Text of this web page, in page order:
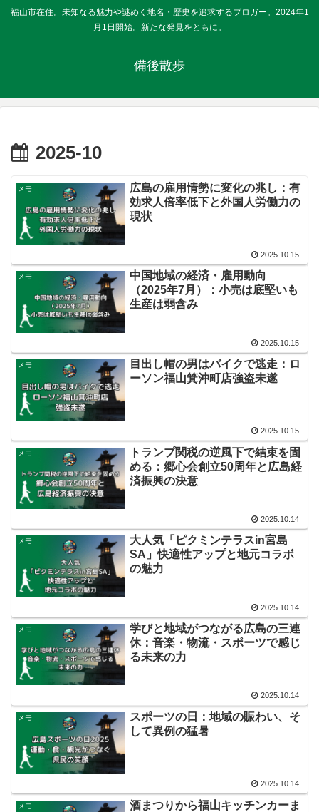
福山市在住。未知なる魅力や謎めく地名・歴史を追求するブロガー。2024年1
月1日開始。新たな発見をともに。
備後散歩
2025-10
メモ
広島の雇用情勢に変化の兆し：有
効求人倍率低下と外国人労働力の
現状
2025.10.15
メモ
中国地域の経済・雇用動向
（2025年7月）：小売は底堅いも
生産は弱含み
2025.10.15
メモ
目出し帽の男はバイクで逃走：ロ
ーソン福山箕沖町店強盗未遂
2025.10.15
メモ
トランプ関税の逆風下で結束を固
める：郷心会創立50周年と広島経
済振興の決意
2025.10.14
メモ
大人気「ピクミンテラスin宮島
SA」快適性アップと地元コラボ
の魅力
2025.10.14
メモ
学びと地域がつながる広島の三連
休：音楽・物流・スポーツで感じ
る未来の力
2025.10.14
メモ
スポーツの日：地域の賑わい、そ
して異例の猛暑
2025.10.14
メモ
酒まつりから福山キッチンカーま